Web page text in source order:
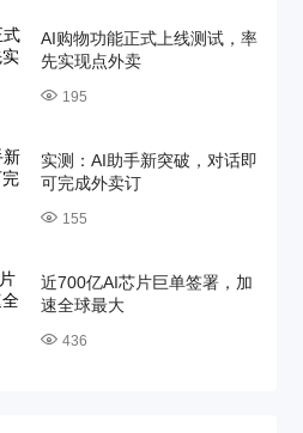
AI购物功能正式上线测试，率
先实现点外卖
195
实测：AI助手新突破，对话即
可完成外卖订
155
近700亿AI芯片巨单签署，加
速全球最大
436